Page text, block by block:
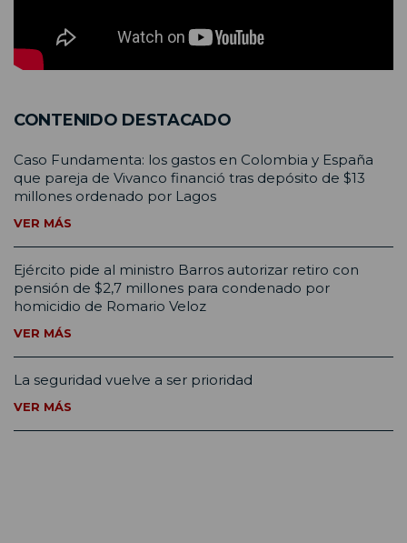
CONTENIDO DESTACADO
Caso Fundamenta: los gastos en Colombia y España
que pareja de Vivanco financió tras depósito de $13
millones ordenado por Lagos
VER MÁS
Ejército pide al ministro Barros autorizar retiro con
pensión de $2,7 millones para condenado por
homicidio de Romario Veloz
VER MÁS
La seguridad vuelve a ser prioridad
VER MÁS